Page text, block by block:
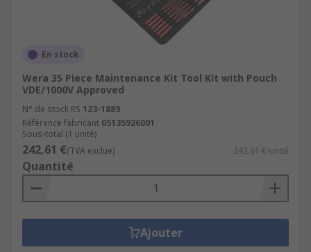
En stock
Wera 35 Piece Maintenance Kit Tool Kit with Pouch
VDE/1000V Approved
N° de stock RS 123-1889
Référence fabricant 05135926001
Sous-total (1 unité)
242,61 €(TVA exclue) 242,61 €/unité
Quantité
Ajouter